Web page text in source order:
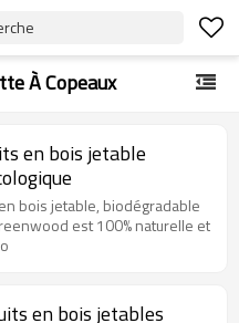
À Copeaux
en bois jetable
bois jetable, biodégradable
est 100% naturelle et
en bois jetables